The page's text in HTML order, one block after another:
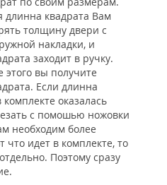
длинна квадрата Вам
толщину двери с
накладки, и
заходит в ручку.
вы получите
Если длинна
оказалась
с помошью ножовки
необходим более
идет в комплекте, то
Поэтому сразу